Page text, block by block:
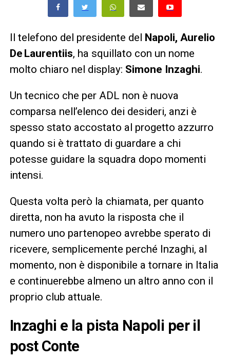
Il telefono del presidente del
Napoli, Aurelio
De Laurentiis, ha squillato con un nome
molto chiaro nel display: Simone Inzaghi.
Un tecnico che per ADL non è nuova
comparsa nell’elenco dei desideri, anzi è
spesso stato accostato al progetto azzurro
quando si è trattato di guardare a chi
potesse guidare la squadra dopo momenti
intensi.
Questa volta però la chiamata, per quanto
diretta, non ha avuto la risposta che il
numero uno partenopeo avrebbe sperato di
ricevere, semplicemente perché Inzaghi, al
momento, non è disponibile a tornare in Italia
e continuerebbe almeno un altro anno con il
proprio club attuale.
Inzaghi e la pista Napoli per il
post Conte